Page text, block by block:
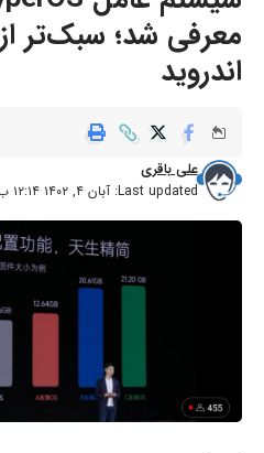
اندروید
Last updated: آبان ۴, ۱۴۰۲ ۱۲:۱۴ ب٫ظ
علی باقری